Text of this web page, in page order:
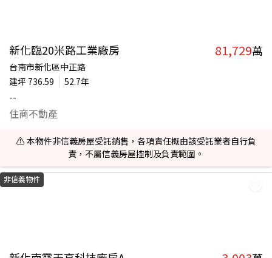
新化臨20米路工業廠房 81,729萬
台南市新化區中正路
建坪 736.59
52.7年
--
住商不動產
⚠️ 本物件非信義房屋受託銷售，各項責任概由該受託業者自行負
責，不屬信義房屋控制及負責範圍。
非信義物件